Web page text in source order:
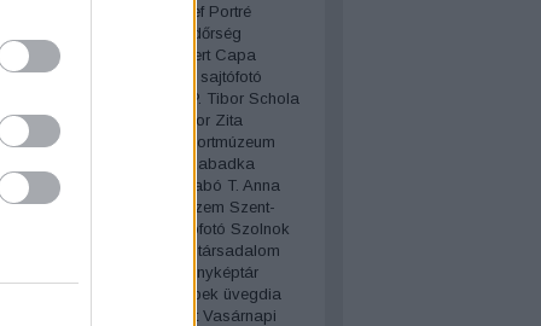
Plohn József Portré
rendőrség
retrospektív
Robert Capa
Rózsa Sándor
sajtófotó
Sándor P. Tibor Schola
Schwanner Endre
Sor Zita
Spéos
Sportmúzeum
Szabadka
Szabó Magdolna
Szabó T. Anna
Szeged szem Szent-
szociofotó Szolnok
társadalom
Történeti Fényképtár
űrfényképek üvegdia
várostörténet Vasárnapi